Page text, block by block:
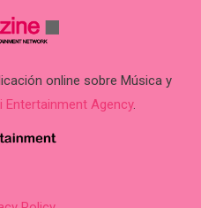
online sobre Música y
Entertainment Agency.